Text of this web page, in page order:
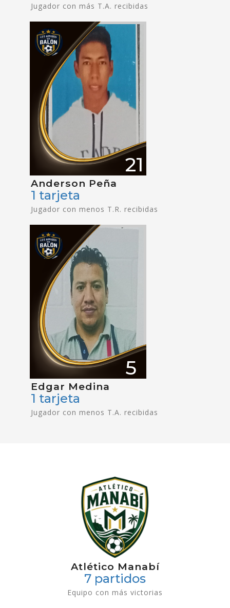
Jugador con más T.A. recibidas
21
Anderson Peña
1 tarjeta
Jugador con menos T.R. recibidas
5
Edgar Medina
1 tarjeta
Jugador con menos T.A. recibidas
Atlético Manabí
7 partidos
Equipo con más victorias